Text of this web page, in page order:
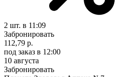
2 шт. в 11:09
Забронировать
112,79 р.
под заказ в 12:00
10 августа
Забронировать